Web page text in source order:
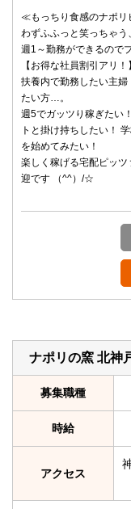
≪もっちり食感のナポリ
わずふふっと笑っちゃ
週1～勤務ができるので
【お得な社員割引アリ
扶養内で勤務したい主
たい方…。
週5でガッツり稼ぎたい
トと掛け持ちしたい！
を始めてみたい！
楽しく稼げる宅配ピッ
迎です （^^）/☆
ナポリの窯 北神
募集職種
時給
アクセス